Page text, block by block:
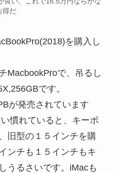
得だ
を購入し
MacbookProで、吊るし
です。
が発売されています
慣れていると、キーボ
旧型の１５インチを購
ンチも１５インチもキ
うるさいです。iMacも